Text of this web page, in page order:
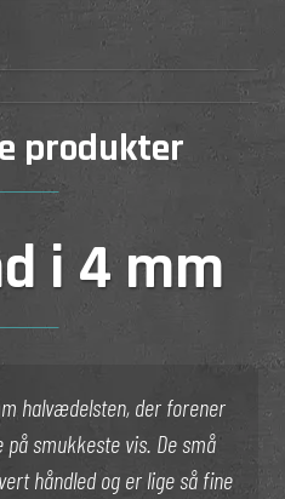
produkter
i 4 mm
halvædelsten, der forener
smukkeste vis. De små
håndled og er lige så fine